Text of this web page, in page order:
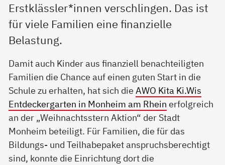
Erstklässler*innen verschlingen. Das ist
für viele Familien eine finanzielle
Belastung.
Damit auch Kinder aus finanziell benachteiligten
Familien die Chance auf einen guten Start in die
Schule zu erhalten, hat sich dieAWO Kita Ki.Wis
Entdeckergarten in Monheim am Rhein erfolgreich
an der „Weihnachtsstern Aktion“ der Stadt
Monheim beteiligt. Für Familien, die für das
Bildungs- und Teilhabepaket anspruchsberechtigt
sind, konnte die Einrichtung dort die